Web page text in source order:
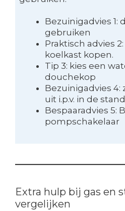
Bezuinigadvies 1:
gebruiken
Praktisch advies
koelkast kopen.
Tip 3: kies een
douchekop
Bezuinigadvies
uit i.p.v. in de
Bespaaradvies 5:
pompschakelaar
Extra hulp bij gas en
vergelijken